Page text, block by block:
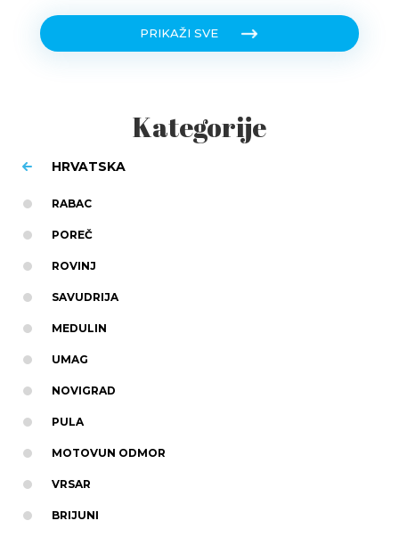
PRIKAŽI SVE
Kategorije
HRVATSKA
RABAC
POREČ
ROVINJ
SAVUDRIJA
MEDULIN
UMAG
NOVIGRAD
PULA
MOTOVUN ODMOR
VRSAR
BRIJUNI